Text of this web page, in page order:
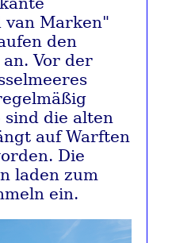
van Marken"
den
Vor der
die alten
auf Warften
Die
laden zum
ein.